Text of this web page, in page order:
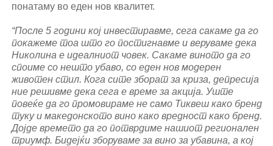
понатаму во еден нов квалитет.
“После 5 години кој инвестиравме, сега сакаме да го
покажеме тоа што го постигнавме и веруваме дека
Николина е идеалниот човек. Сакаме виното да го
споиме со нешто убаво, со еден нов модерен
животен стил. Кога сите зборат за криза, депресија
ние решивме дека сега е време за акција. Уште
повеќе да го промовираме не само Тиквеш како бренд
туку и македонското вино како вредност како бренд.
Дојде времето да го потврдиме нашиот регионален
триумф. Бидејќи зборуваме за вино за убавина, а кој